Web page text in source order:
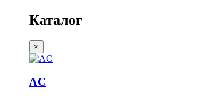
Каталог
×
AC